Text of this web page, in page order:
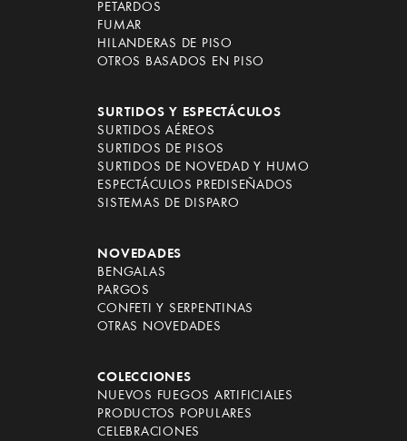
PETARDOS
FUMAR
HILANDERAS DE PISO
OTROS BASADOS EN PISO
SURTIDOS Y ESPECTÁCULOS
SURTIDOS AÉREOS
SURTIDOS DE PISOS
SURTIDOS DE NOVEDAD Y HUMO
ESPECTÁCULOS PREDISEÑADOS
SISTEMAS DE DISPARO
NOVEDADES
BENGALAS
PARGOS
CONFETI Y SERPENTINAS
OTRAS NOVEDADES
COLECCIONES
NUEVOS FUEGOS ARTIFICIALES
PRODUCTOS POPULARES
CELEBRACIONES